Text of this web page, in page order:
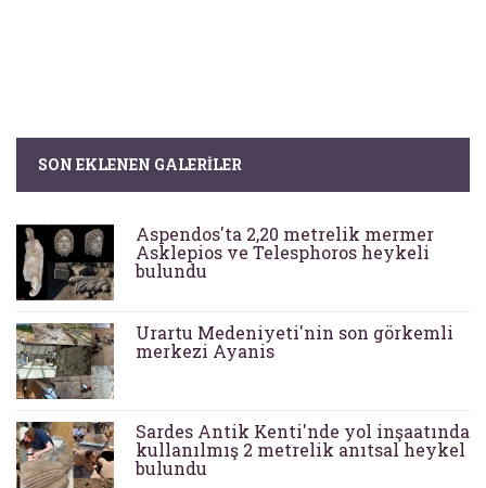
SON EKLENEN GALERILER
Aspendos'ta 2,20 metrelik mermer
Asklepios ve Telesphoros heykeli
bulundu
Urartu Medeniyeti'nin son görkemli
merkezi Ayanis
Sardes Antik Kenti'nde yol inşaatında
kullanılmış 2 metrelik anıtsal heykel
bulundu